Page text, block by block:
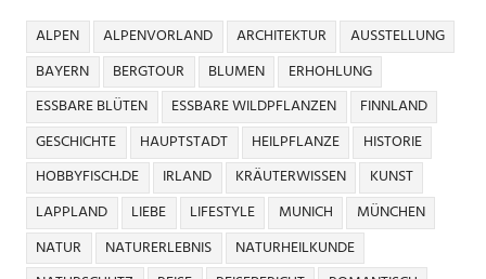
ALPEN ALPENVORLAND ARCHITEKTUR
AUSSTELLUNG
BAYERN
BERGTOUR BLUMEN
ERHOHLUNG
ESSBARE BLÜTEN
ESSBARE WILDPFLANZEN
FINNLAND
GESCHICHTE
HAUPTSTADT HEILPFLANZE
HISTORIE
HOBBYFISCH.DE
IRLAND KRÄUTERWISSEN
KUNST
LAPPLAND
LIEBE LIFESTYLE MUNICH
MÜNCHEN
NATUR
NATURERLEBNIS
NATURHEILKUNDE